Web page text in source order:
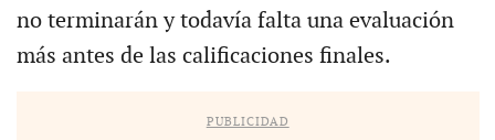
no terminarán y todavía falta una evaluación
más antes de las calificaciones finales.
PUBLICIDAD